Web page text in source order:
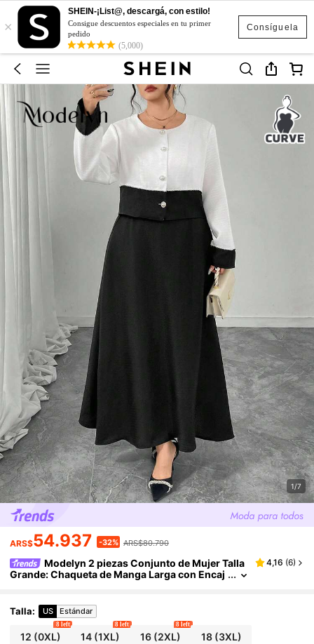
Consíguela
×
SHEIN-¡List@, descargá, con estilo!
Consigue descuentos especiales en tu primer
pedido
(5,000)
1/7
ARS$54.937 -32% ARS$80.790
Modelyn 2 piezas Conjunto de Mujer Talla
Grande: Chaqueta de Manga Larga con Encaj
4,16 (6)
Talla: US Estándar
12 (0XL)
8 left
14 (1XL)
8 left
16(2XL)
8 left
18(3XL)